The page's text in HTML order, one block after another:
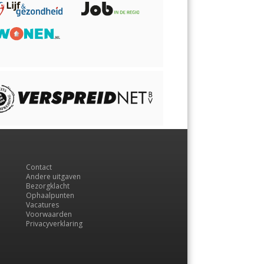
Contact
Andere uitgaven
Bezorgklacht
Ophaalpunten
Vacatures
Voorwaarden
Privacyverklaring